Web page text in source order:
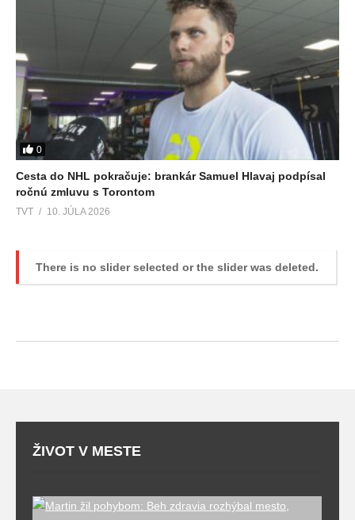
0
Cesta do NHL pokračuje: brankár Samuel Hlavaj podpísal
ročnú zmluvu s Torontom
TVT 10. JÚLA 2026
There is no slider selected or the slider was deleted.
ŽIVOT V MESTE